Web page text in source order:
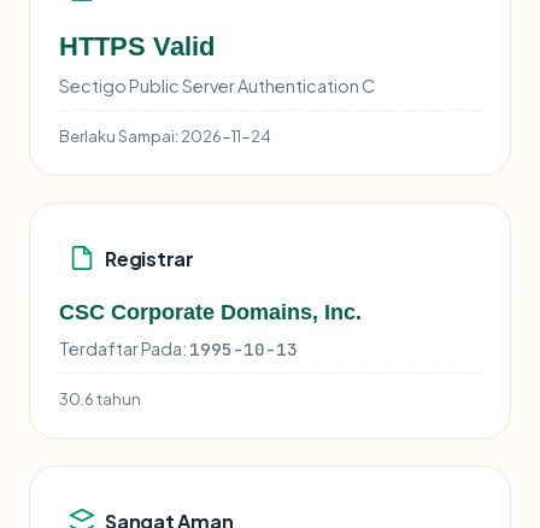
HTTPS Valid
Sectigo Public Server Authentication C
Berlaku Sampai: 2026-11-24
Registrar
CSC Corporate Domains, Inc.
Terdaftar Pada: 1995-10-13
30.6 tahun
Sangat Aman